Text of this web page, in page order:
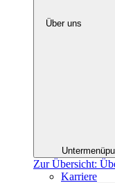
Über uns
Zur Übersicht:
Karriere